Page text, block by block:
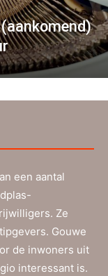
een aantal
Ze
Gouwe
de inwoners uit
interessant is.